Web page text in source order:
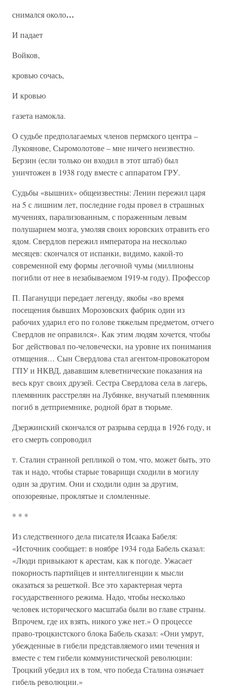
снимался около…
И падает
Войков,
кровью сочась,
И кровью
газета намокла.
О судьбе предполагаемых членов пермского центра –
Лукоянове, Сыромолотове – мне ничего неизвестно.
Берзин (если только он входил в этот штаб) был
уничтожен в 1938 году вместе с аппаратом ГРУ.
Судьбы «вышних» общеизвестны: Ленин пережил царя
на 5 с лишним лет, последние годы провел в страшных
мучениях, парализованным, с пораженным левым
полушарием мозга, умоляя своих юровских отравить его
ядом. Свердлов пережил императора на несколько
месяцев: скончался от испанки, видимо, какой-то
современной ему формы легочной чумы (миллионы
погибли от нее в незабываемом 1919-м году). Профессор
П. Пагануцци передает легенду, якобы «во время
посещения бывших Морозовских фабрик один из
рабочих ударил его по голове тяжелым предметом, отчего
Свердлов не оправился». Как этим людям хочется, чтобы
Бог действовал по-человечески, на уровне их понимания
отмщения… Сын Свердлова стал агентом-провокатором
ГПУ и НКВД, дававшим клеветнические показания на
весь круг своих друзей. Сестра Свердлова села в лагерь,
племянник расстрелян на Лубянке, внучатый племянник
погиб в детприемнике, родной брат в тюрьме.
Дзержинский скончался от разрыва сердца в 1926 году, и
его смерть сопроводил
т. Сталин странной репликой о том, что, может быть, это
так и надо, чтобы старые товарищи сходили в могилу
один за другим. Они и сходили один за другим,
опозореяные, проклятые и сломленные.
* * *
Из следственного дела писателя Исаака Бабеля:
«Источник сообщает: в ноябре 1934 года Бабель сказал:
«Люди привыкают к арестам, как к погоде. Ужасает
покорность партийцев и интеллигенции к мысли
оказаться за решеткой. Все это характерная черта
государственного режима. Надо, чтобы несколько
человек исторического масштаба были во главе страны.
Впрочем, где их взять, никого уже нет.» О процессе
право-троцкистского блока Бабель сказал: «Они умрут,
убежденные в гибели представляемого ими течения и
вместе с тем гибели коммунистической революции:
Троцкий убедил их в том, что победа Сталина означает
гибель революции.»